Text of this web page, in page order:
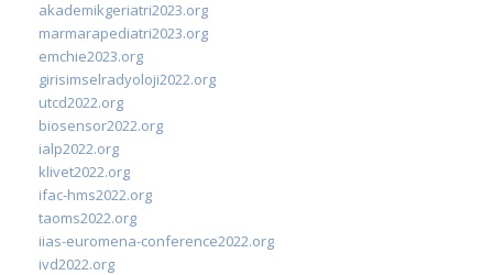
akademikgeriatri2023.org
marmarapediatri2023.org
emchie2023.org
girisimselradyoloji2022.org
utcd2022.org
biosensor2022.org
ialp2022.org
klivet2022.org
ifac-hms2022.org
taoms2022.org
iias-euromena-conference2022.org
ivd2022.org